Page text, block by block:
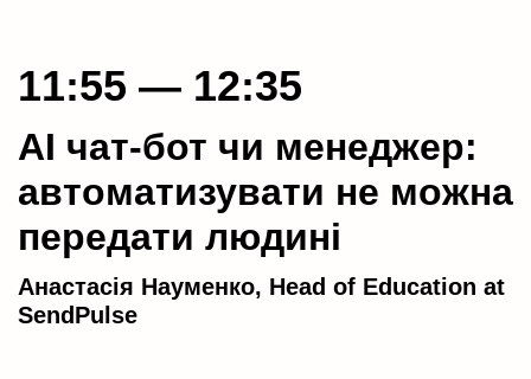
11:55 — 12:35
AI чат-бот чи менеджер:
автоматизувати не можна
передати людині
Анастасія Науменко, Head of Education at
SendPulse